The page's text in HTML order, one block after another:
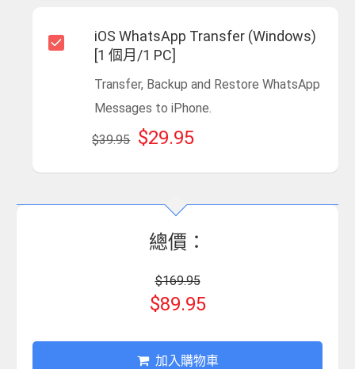
iOS WhatsApp Transfer (Windows)
[1 個月/1 PC]
Transfer, Backup and Restore WhatsApp
Messages to iPhone.
$29.95
$39.95
總價：
$169.95
$89.95
加入購物車